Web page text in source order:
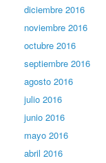
diciembre 2016
noviembre 2016
octubre 2016
septiembre 2016
agosto 2016
julio 2016
junio 2016
mayo 2016
abril 2016